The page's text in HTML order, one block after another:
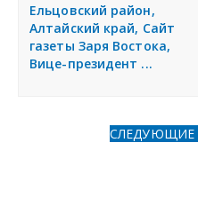
Регионы России
Создание сайтов
Ельцовский район,
Алтайский край, Сайт
газеты Заря Востока,
Вице-президент ...
СЛЕДУЮЩИЕ